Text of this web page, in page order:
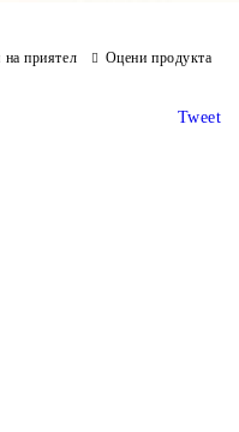
на приятел Оцени продукта
Tweet